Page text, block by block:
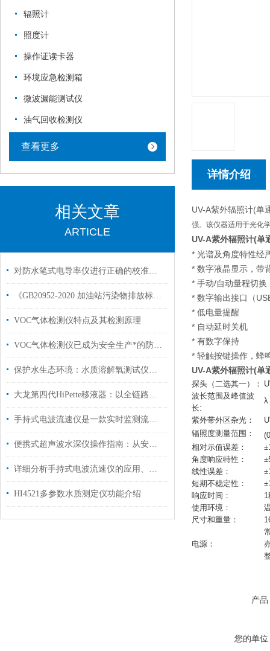
辐照计
照度计
操作证读卡器
环境应急检测箱
微波漏能测试仪
油气回收检测仪
查看更多
相关文章
ARTICLE
对防水笔式电导率仪进行正确的校准，可以大大提高工作效率
《GB20952-2020 加油站污染物排放标准》标准解读
VOC气体检测仪特点及其检测原理
VOC气体检测仪已成为安全生产*的防护设备
保护水生态环境：水质溶解氧测试仪在环境监测中的应用
大龙第四代HiPette移液器：以全链路升级重塑国产移液器
手持式电波流速仪是一款实时监测流体运动的便携利器
便携式超声波水深仪操作指南：从安装到测量的完整流程
详细分析手持式电波流速仪的应用、配置以及主要优势
HI4521多参数水质测定仪功能介绍
详情介绍
UV-A紫外辐照计(单
强。该仪器适用于光化
UV-A紫外辐照计(单
* 光谱及角度特性经
* 数字液晶显示，带
* 手动/自动量程切换
* 数字输出接口（
* 低电量提醒
* 自动延时关机
* 有数字保持
* 轻触按键操作，蜂
UV-A紫外辐照计(单
探头（二选其一）：
波长范围及峰值波
长:
λ
紫外带外区杂光：
辐照度测量范围：
相对示值误差：
角度响应特性：
线性误差：
短期不稳定性：
响应时间：
1
使用环境：
尺寸和重量：
电源：
产品
您的单位